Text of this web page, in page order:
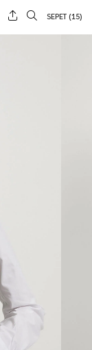
SEPET (15)